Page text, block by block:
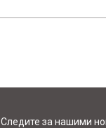
Следите за нашими